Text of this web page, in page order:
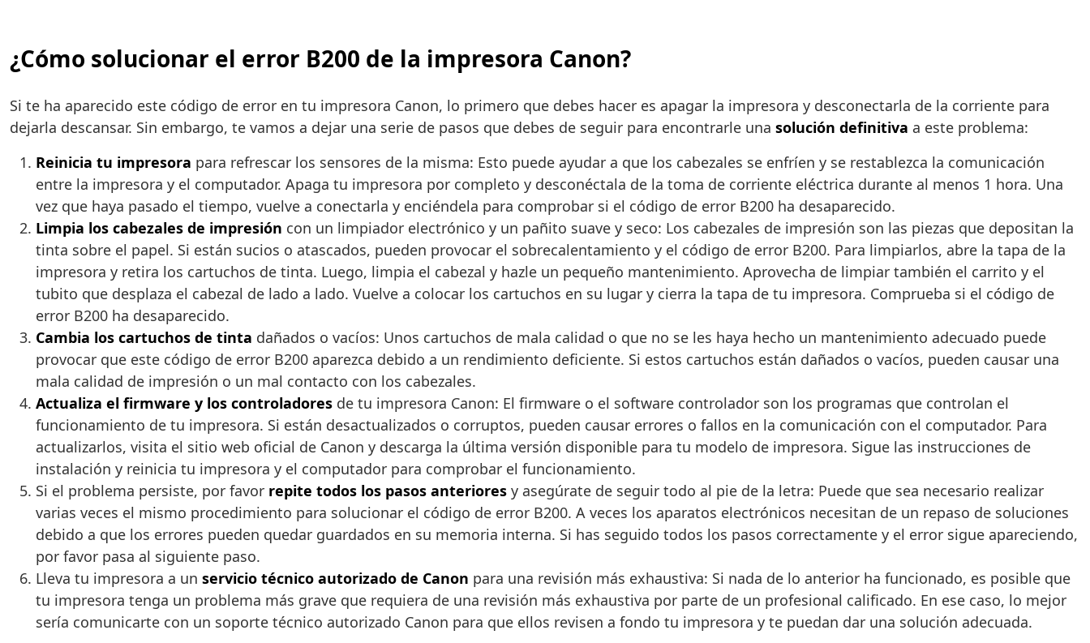
¿Cómo solucionar el error B200 de la impresora Canon?
Si te ha aparecido este código de error en tu impresora Canon, lo primero que debes hacer es apagar la impresora y desconectarla de la corriente para
dejarla descansar. Sin embargo, te vamos a dejar una serie de pasos que debes de seguir para encontrarle una solución definitiva a este problema:
Reinicia tu impresora para refrescar los sensores de la misma: Esto puede ayudar a que los cabezales se enfríen y se restablezca la comunicación
entre la impresora y el computador. Apaga tu impresora por completo y desconéctala de la toma de corriente eléctrica durante al menos 1 hora. Una
vez que haya pasado el tiempo, vuelve a conectarla y enciéndela para comprobar si el código de error B200 ha desaparecido.
Limpia los cabezales de impresión con un limpiador electrónico y un pañito suave y seco: Los cabezales de impresión son las piezas que depositan la
tinta sobre el papel. Si están sucios o atascados, pueden provocar el sobrecalentamiento y el código de error B200. Para limpiarlos, abre la tapa de la
impresora y retira los cartuchos de tinta. Luego, limpia el cabezal y hazle un pequeño mantenimiento. Aprovecha de limpiar también el carrito y el
tubito que desplaza el cabezal de lado a lado. Vuelve a colocar los cartuchos en su lugar y cierra la tapa de tu impresora. Comprueba si el código de
error B200 ha desaparecido.
Cambia los cartuchos de tinta dañados o vacíos: Unos cartuchos de mala calidad o que no se les haya hecho un mantenimiento adecuado puede
provocar que este código de error B200 aparezca debido a un rendimiento deficiente. Si estos cartuchos están dañados o vacíos, pueden causar una
mala calidad de impresión o un mal contacto con los cabezales.
Actualiza el firmware y los controladores de tu impresora Canon: El firmware o el software controlador son los programas que controlan el
funcionamiento de tu impresora. Si están desactualizados o corruptos, pueden causar errores o fallos en la comunicación con el computador. Para
actualizarlos, visita el sitio web oficial de Canon y descarga la última versión disponible para tu modelo de impresora. Sigue las instrucciones de
instalación y reinicia tu impresora y el computador para comprobar el funcionamiento.
Si el problema persiste, por favor repite todos los pasos anteriores y asegúrate de seguir todo al pie de la letra: Puede que sea necesario realizar
varias veces el mismo procedimiento para solucionar el código de error B200. A veces los aparatos electrónicos necesitan de un repaso de soluciones
debido a que los errores pueden quedar guardados en su memoria interna. Si has seguido todos los pasos correctamente y el error sigue apareciendo,
por favor pasa al siguiente paso.
Lleva tu impresora a un servicio técnico autorizado de Canon para una revisión más exhaustiva: Si nada de lo anterior ha funcionado, es posible que
tu impresora tenga un problema más grave que requiera de una revisión más exhaustiva por parte de un profesional calificado. En ese caso, lo mejor
sería comunicarte con un soporte técnico autorizado Canon para que ellos revisen a fondo tu impresora y te puedan dar una solución adecuada.